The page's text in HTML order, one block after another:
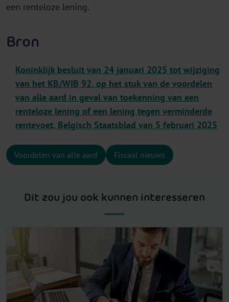
een renteloze lening.
Bron
Koninklijk besluit van 24 januari 2025 tot wijziging
van het KB/WIB 92, op het stuk van de voordelen
van alle aard in geval van toekenning van een
renteloze lening of een lening tegen verminderde
rentevoet, Belgisch Staatsblad van 5 februari 2025
Voordelen van alle aard Fiscaal nieuws
Dit zou jou ook kunnen interesseren